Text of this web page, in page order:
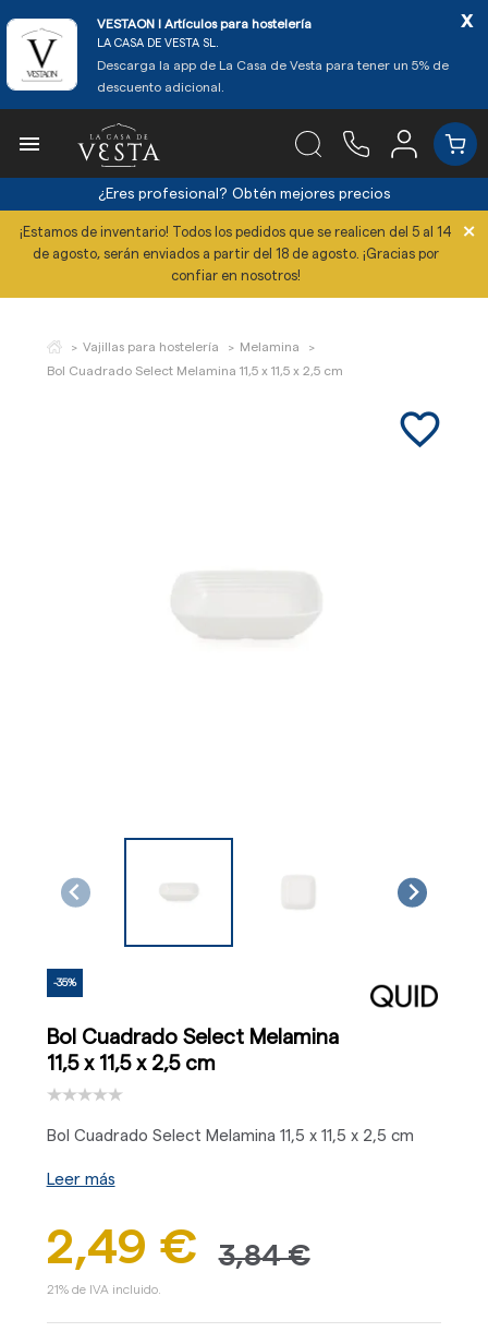
VESTAON l Artículos para hostelería
LA CASA DE VESTA SL.
Descarga la app de La Casa de Vesta para tener un 5% de
descuento adicional.
x

¿Eres profesional? Obtén mejores precios
¡Estamos de inventario! Todos los pedidos que se realicen del 5 al 14
de agosto, serán enviados a partir del 18 de agosto. ¡Gracias por
confiar en nosotros!
×
Vajillas para hostelería
Melamina
Bol Cuadrado Select Melamina 11,5 x 11,5 x 2,5 cm
favorite_border
-35%
Bol Cuadrado Select Melamina
11,5 x 11,5 x 2,5 cm
Bol Cuadrado Select Melamina 11,5 x 11,5 x 2,5 cm
Leer más
2,49 € 3,84 €
21% de IVA incluido.